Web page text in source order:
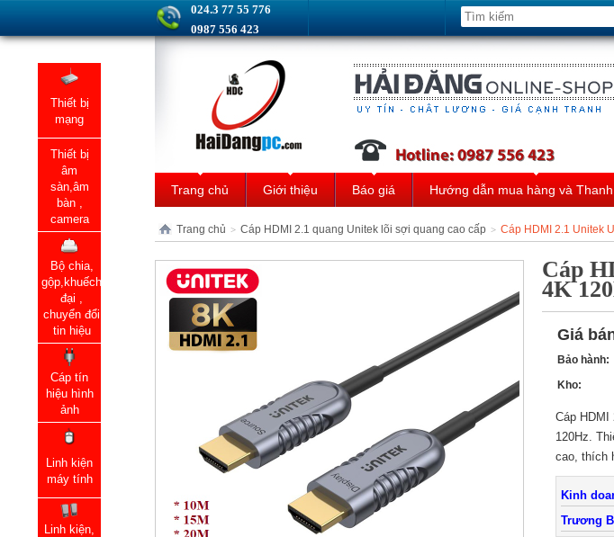
024.3 77 55 776
0987 556 423
Trang chủ Giới thiệu Báo giá Hướng dẫn mua hàng và
Trang chủ > Cáp HDMI 2.1 quang Unitek lõi sợi quang cao cấp > Cáp HDMI 2.1 Unitek
Cáp
4K
Giá
Bảo hành:
Kho:
Cáp HDMI
120Hz.
cao, thích
Kinh
Trương
Thiết bị
mạng
Thiết bị
âm
sàn,âm
bàn ,
camera
Bộ chia,
gộp,khuếch
đại ,
chuyển đổi
tin hiệu
Cáp tín
hiệu hình
ảnh
Linh kiện
máy tính
Linh kiện,